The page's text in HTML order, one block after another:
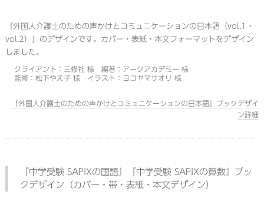
『外国人介護士のための声かけとコミュニケーションの日本語（vol.1・
vol.2）』のデザインです。カバー・表紙・本文フォーマットをデザイン
しました。
クライアント：三修社 様 編著：アークアカデミー 様
監修：松下やえ子 様 イラスト：ヨコヤマサオリ 様
『外国人介護士のための声かけとコミュニケーションの日本語』ブックデザイ
ン詳細
『中学受験 SAPIXの国語』『中学受験 SAPIXの算数』ブッ
クデザイン（カバー・帯・表紙・本文デザイン）